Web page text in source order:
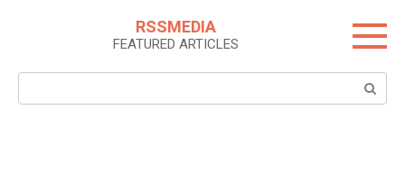
RSSMEDIA
FEATURED ARTICLES
Search: